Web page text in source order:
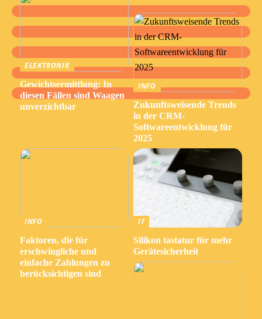
ELEKTRONIK
Gewichtsermittlung: In
diesen Fällen sind Waagen
unverzichtbar
INFO
Zukunftsweisende Trends
in der CRM-
Softwareentwicklung für
2025
INFO
Faktoren, die für
erschwingliche und
einfache Zahlungen zu
berücksichtigen sind
IT
Silikon tastatur für mehr
Gerätesicherheit